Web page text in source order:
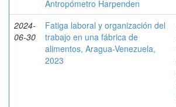
Antropómetro Harpenden
2024-
06-30
Fatiga laboral y organización del
trabajo en una fábrica de
alimentos, Aragua-Venezuela,
2023